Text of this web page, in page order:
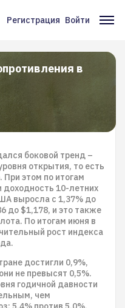
Меню
учётной
записи
Регистрация Войти
в
боковой тренд –
открытия, то есть
При этом по итогам
доходность 10-летних
выросла с 1,37% до
до $1,178, и это также
По итогам июня в
рост индекса
достигли 0,9%,
не превысят 0,5%.
годичной давности
чем